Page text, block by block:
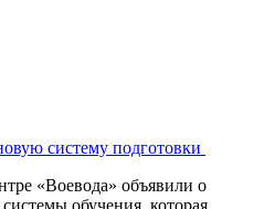
систему подготовки
«Воевода» объявили о
обучения, которая